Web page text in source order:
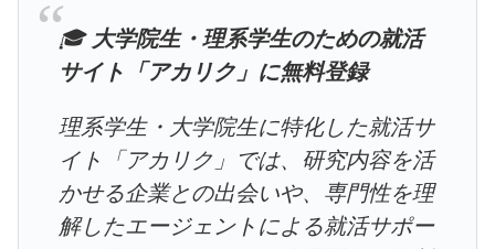
🎓 大学院生・理系学生のための就活
サイト「アカリク」に無料登録
理系学生・大学院生に特化した就活サ
イト「アカリク」では、研究内容を活
かせる企業との出会いや、専門性を理
解したエージェントによる就活サポー